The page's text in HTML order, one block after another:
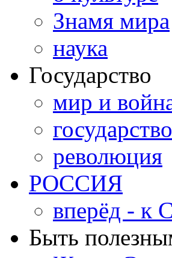
Знамя мира
наука
Государство
мир и
государство
революция
РОССИЯ
вперёд - к
Быть